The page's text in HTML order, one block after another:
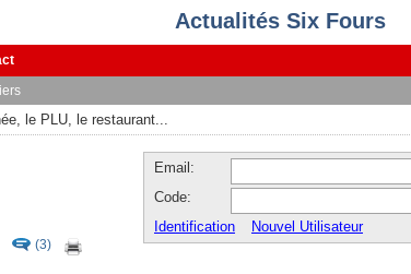
Actualités Six Fours
le PLU, le restaurant...
(3)
Email:
Code:
Identification
Nouvel Utilisateur